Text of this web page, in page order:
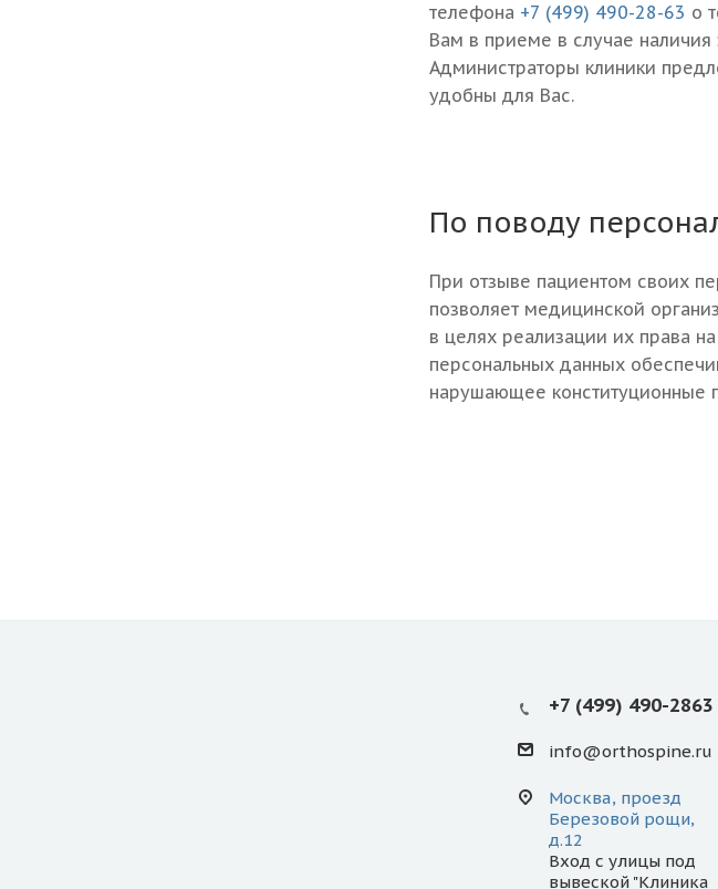
телефона +7 (499) 490-28-63 о
Вам в приеме в случае
Администраторы клиники
удобны для Вас.
По поводу
При отзыве пациентом своих
позволяет медицинской
в целях реализации их права
персональных данных
нарушающее конституционные
+7 (499) 490-2863
info@orthospine.ru
Москва, проезд
Березовой рощи,
д.12
Вход с улицы под
вывеской "Клиника